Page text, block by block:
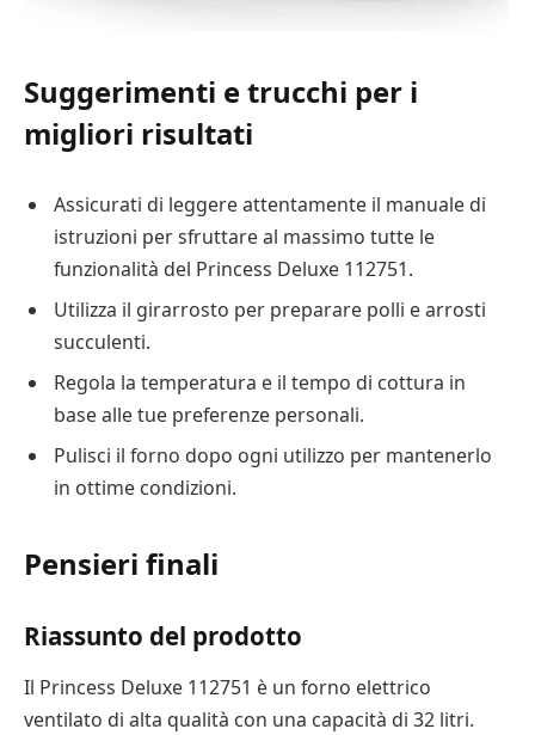
Suggerimenti e trucchi per i
migliori risultati
Assicurati di leggere attentamente il manuale di
istruzioni per sfruttare al massimo tutte le
funzionalità del Princess Deluxe 112751.
Utilizza il girarrosto per preparare polli e arrosti
succulenti.
Regola la temperatura e il tempo di cottura in
base alle tue preferenze personali.
Pulisci il forno dopo ogni utilizzo per mantenerlo
in ottime condizioni.
Pensieri finali
Riassunto del prodotto
Il Princess Deluxe 112751 è un forno elettrico
ventilato di alta qualità con una capacità di 32 litri.